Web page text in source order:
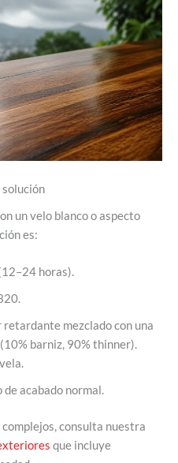
solución
un velo blanco o aspecto
es:
horas).
mezclado con una
barniz, 90% thinner).
de acabado normal.
consulta nuestra
que incluye